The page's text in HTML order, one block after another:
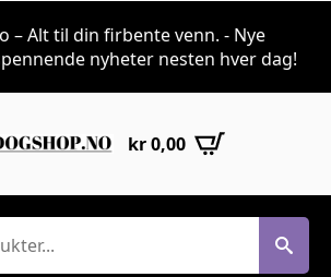
– Alt til din firbente venn. - Nye
nyheter nesten hver dag!
kr0,00